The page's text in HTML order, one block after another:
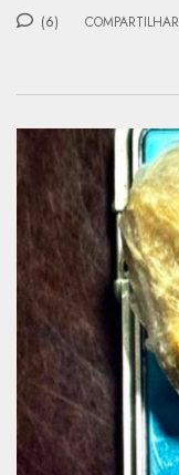
(6) COMPARTILHAR